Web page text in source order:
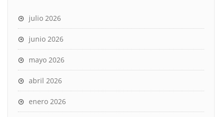
julio 2026
junio 2026
mayo 2026
abril 2026
enero 2026